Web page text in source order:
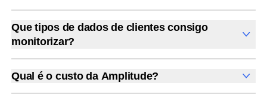
Que tipos de dados de clientes consigo
monitorizar?
A Amplitude permite-lhe monitorizar e avaliar dados
em tempo real de toda a jornada multicanal do
cliente. A nossa plataforma recebe dados dos clientes
Qual é o custo da Amplitude?
A Amplitude oferece um modelo de preços baseado